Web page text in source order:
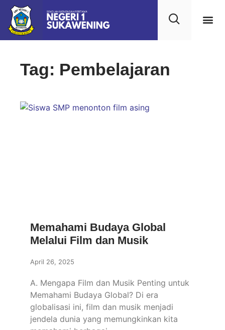
Tag: Pembelajaran
Memahami Budaya Global
Melalui Film dan Musik
April 26, 2025
A. Mengapa Film dan Musik Penting untuk
Memahami Budaya Global? Di era
globalisasi ini, film dan musik menjadi
jendela dunia yang memungkinkan kita